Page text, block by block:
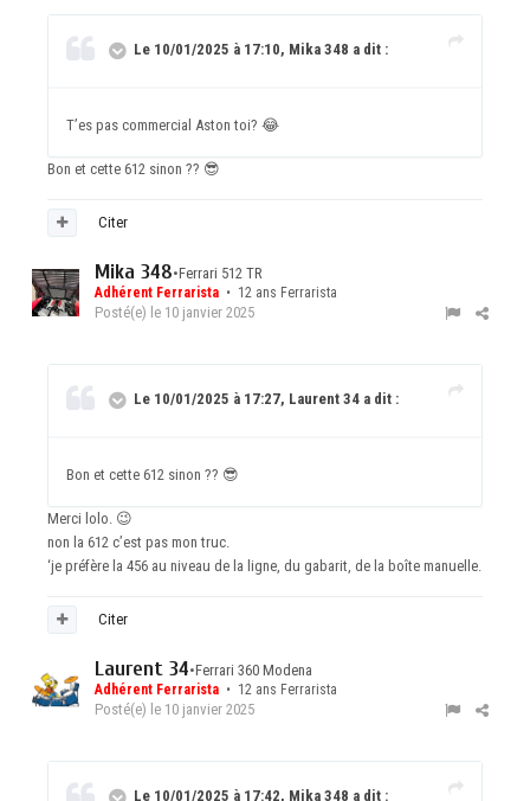
Le 10/01/2025 à 17:10, Mika 348 a dit :
T’es pas commercial Aston toi? 😂
Bon et cette 612 sinon ?? 😎
Citer
Mika 348•Ferrari 512 TR
Adhérent Ferrarista • 12 ans Ferrarista
Posté(e) le 10 janvier 2025
Le 10/01/2025 à 17:27, Laurent 34 a dit :
Bon et cette 612 sinon ?? 😎
Merci lolo. 😉
non la 612 c’est pas mon truc.
‘je préfère la 456 au niveau de la ligne, du gabarit, de la boîte manuelle.
Citer
Laurent 34•Ferrari 360 Modena
Adhérent Ferrarista • 12 ans Ferrarista
Posté(e) le 10 janvier 2025
Le 10/01/2025 à 17:42, Mika 348 a dit :